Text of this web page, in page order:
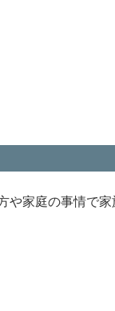
や家庭の事情で